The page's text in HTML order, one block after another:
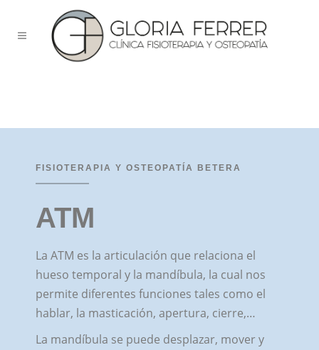
FISIOTERAPIA Y OSTEOPATÍA BETERA
ATM
La ATM es la articulación que relaciona el
hueso temporal y la mandíbula, la cual nos
permite diferentes funciones tales como el
hablar, la masticación, apertura, cierre,…
La mandíbula se puede desplazar, mover y